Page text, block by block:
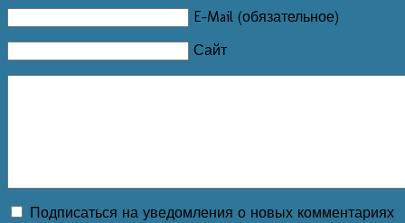
E-Mail (обязательное)
Сайт
Подписаться на уведомления о новых комментариях